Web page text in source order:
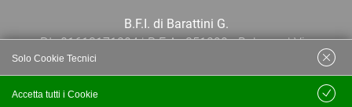
B.F.I. di Barattini G.
P.I.: 01613171204 | R.E.A.: 351290 - Bologna | Via
Po 13E, 40139, Bologna | Telefono: 051
444638 | Email: bfi@bfi.bo.it
Accetta tutti i Cookie
Solo Cookie Tecnici
Salva